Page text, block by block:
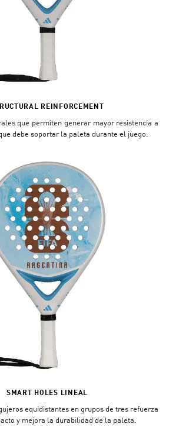
REINFORCEMENT
que permiten generar mayor resistencia a
debe soportar la paleta durante el juego.
SMART HOLES LINEAL
equidistantes en grupos de tres refuerza
y mejora la durabilidad de la paleta.